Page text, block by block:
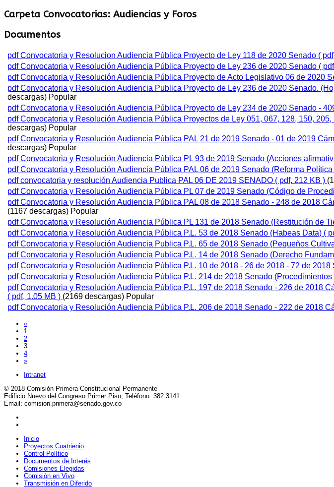
Carpeta Convocatorias: Audiencias y Foros
Documentos
pdf Convocatoria y Resolucion Audiencia Pública Proyecto de Ley 118 de 2020 Senado (
pdf Convocatoria y Resolución Audiencia Pública Proyecto de Ley 236 de 2020 Senado (
pdf Convocatoria y Resolución Audiencia Pública Proyecto de Acto Legislativo 06 de 2020
pdf Convocatoria y Resolucion Audiencia Publica Proyecto de Ley 236 de 2020 Senado.
descargas) Popular
pdf Convocatoria y Resolución Audiencia Pública Proyecto de Ley 234 de 2020 Senado -
pdf Convocatoria y Resolución Audiencia Pública Proyectos de Ley 051, 067, 128, 150,
descargas) Popular
pdf Convocatoria y Resolución Audiencia Pública PAL 21 de 2019 Senado - 01 de 2019
descargas) Popular
pdf Convocatoria y Resolución Audiencia Pública PL 93 de 2019 Senado (Acciones
pdf Convocatoria y Resolución Audiencia Pública PAL 06 de 2019 Senado (Reforma
pdf convocatoria y resolución Audiencia Publica PAL 06 DE 2019 SENADO ( pdf, 212 KB )
pdf Convocatoria y Resolución Audiencia Pública PL 07 de 2019 Senado (Código de
pdf Convocatoria y Resolución Audiencia Pública PAL 08 de 2018 Senado - 248 de 2018
(1167 descargas) Popular
pdf Convocatoria y Resolución Audiencia Pública PL 131 de 2018 Senado (Restitución de
pdf Convocatoria y Resolución Audiencia Pública P.L. 53 de 2018 Senado (Habeas Data) (
pdf Convocatoria y Resolución Audiencia Publica P.L. 65 de 2018 Senado (Pequeños
pdf Convocatoria y Resolución Audiencia Publica P.L. 14 de 2018 Senado (Derecho
pdf Convocatoria y Resolución Audiencia Pública P.L. 10 de 2018 - 26 de 2018 - 72 de 2018
pdf Convocatoria y Resolución Audiencia Pública P.L. 214 de 2018 Senado
pdf Convocatoria y Resolución Audiencia Pública P.L. 197 de 2018 Senado - 226 de 2018
( pdf, 1.05 MB ) (2169 descargas) Popular
pdf Convocatoria y Resolución Audiencia Pública P.L. 206 de 2018 Senado - 222 de 2018
«
1
2
3
4
»
Intranet
© 2018 Comisión Primera Constitucional Permanente
Edificio Nuevo del Congreso Primer Piso, Teléfono: 382 3141
Email: comision.primera@senado.gov.co
Inicio
Proyectos Cuatrienio
Control Político
Documentos de Interés
Comisiones Elegidas
Comisión en Vivo
Transmisión en Diferido